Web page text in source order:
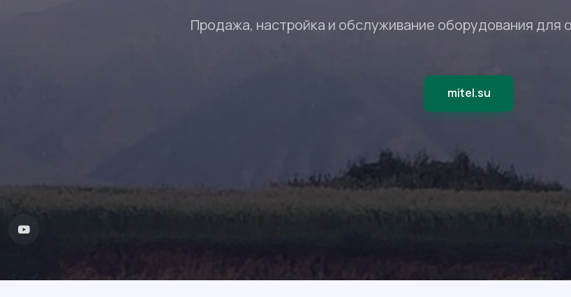
Продажа, настройка и обслуживание оборудования для
mitel.su